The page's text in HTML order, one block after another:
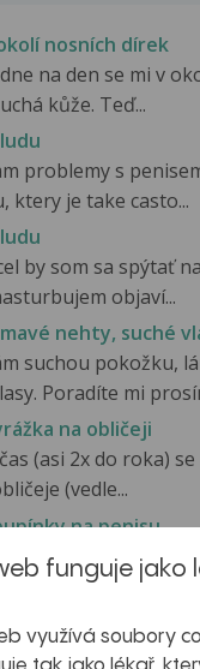
nosních dírek
na den se mi v
kůže. Teď...
problemy s
ktery je take casto...
by som sa spýtať
objaví...
nehty, suché
suchou pokožku,
Poradíte mi
na obličeji
(asi 2x do roka)
(vedle...
na penisu
na suchou
se mi vyrojili.....
hlavičce miminka
6.měs synka a
funguje jako
využívá soubory